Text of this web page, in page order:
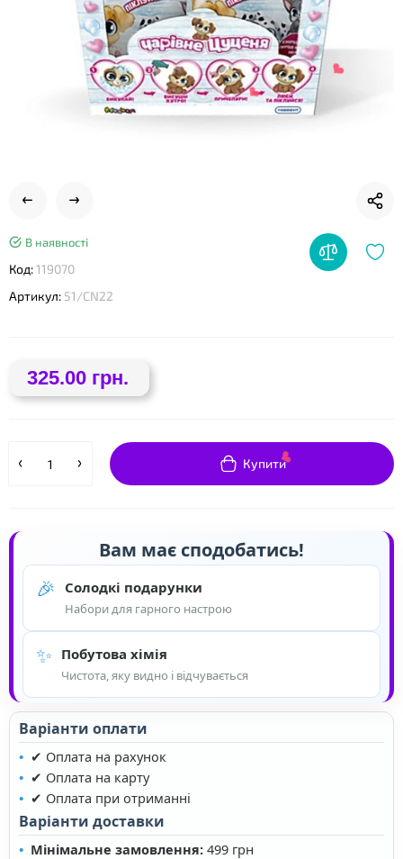
В наявності
Код:119070
Артикул: 51/CN22
325.00 грн.
Купити
Вам має сподобатись!
🎉 Солодкі подарунки
Набори для гарного настрою
✨ Побутова хімія
Чистота, яку видно і відчувається
Варіанти оплати
✔ Оплата на рахунок
✔ Оплата на карту
✔ Оплата при отриманні
Варіанти доставки
Мінімальне замовлення: 499 грн
❤